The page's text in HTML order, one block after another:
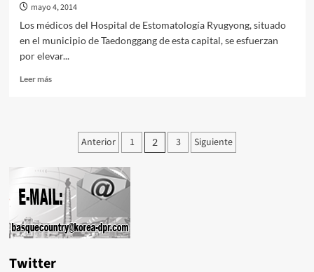
mayo 4, 2014
Los médicos del Hospital de Estomatología Ryugyong, situado
en el municipio de Taedonggang de esta capital, se esfuerzan
por elevar...
Leer másLeer
Estomatología
Paginación
de
entradas
Anterior 1 2 3 Siguiente
Twitter